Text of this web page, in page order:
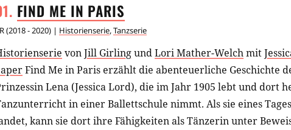
FIND ME IN PARIS
(2018 - 2020) | Historienserie,Tanzserie
vonJill GirlingundLori Mather-Welchmit
Find Me in Paris erzählt die abenteuerliche Geschichte
Lena (Jessica Lord), die im Jahr 1905 lebt und dort
in einer Ballettschule nimmt. Als sie eines
kann sie dort ihre Fähigkeiten als Tänzerin unter